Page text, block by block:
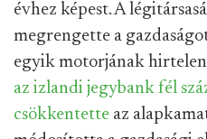
évhez képest. A
megrengette a
egyik motorjának
az izlandi jegybank fél
csökkentette az